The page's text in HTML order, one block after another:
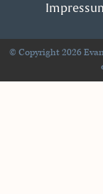
© Copyright 2026